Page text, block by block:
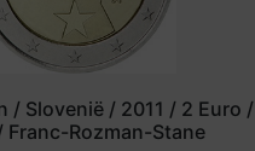
/ Slovenië / 2011 / 2 Euro /
Franc-Rozman-Stane